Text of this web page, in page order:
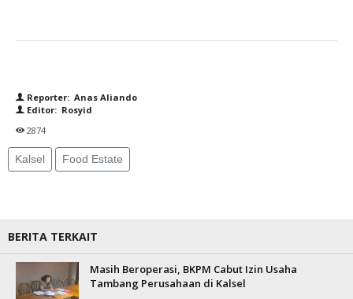
Reporter: Anas Aliando
Editor: Rosyid
2874
Kalsel Food Estate
BERITA TERKAIT
Masih Beroperasi, BKPM Cabut Izin Usaha
Tambang Perusahaan di Kalsel